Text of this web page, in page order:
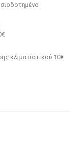
κλιματιστικού 10€